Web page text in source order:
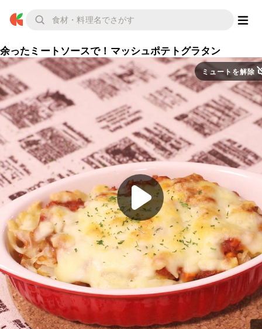
余ったミートソースで！マッシュポテトグラタン
ミュートを解除